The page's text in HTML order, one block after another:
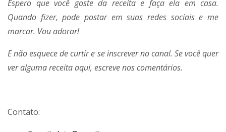
Espero que você goste da receita e faça ela em casa.
Quando fizer, pode postar em suas redes sociais e me
marcar. Vou adorar!
E não esquece de curtir e se inscrever no canal. Se você quer
ver alguma receita aqui, escreve nos comentários.
Contato: